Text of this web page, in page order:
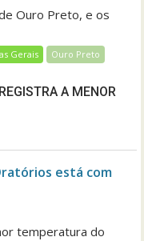
Ouro Preto, e os
Gerais Ouro Preto
A MENOR
está com
temperatura do